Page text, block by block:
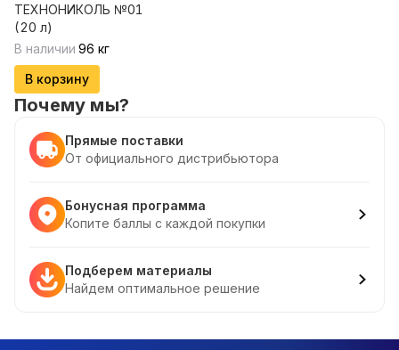
ТЕХНОНИКОЛЬ №01
(20 л)
В наличии 96 кг
В корзину
Почему мы?
Прямые поставки
От официального дистрибьютора
Бонусная программа
Копите баллы с каждой покупки
Подберем материалы
Найдем оптимальное решение